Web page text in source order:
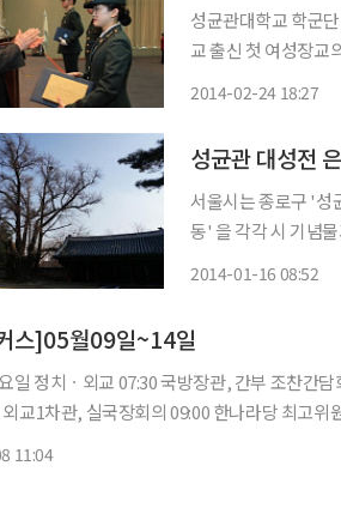
성균관대학교 학군단
교 출신 첫 여성장교의
2014-02-24 18:27
성균관 대성전
서울시는 종로구 '성
동' 을 각각 시 기념물과
2014-01-16 08:52
스]05월09일~14일
담회 08:00 민주노동당 최고위원회의(대방동 당사) 08:00 통일장관, 간부
11:04